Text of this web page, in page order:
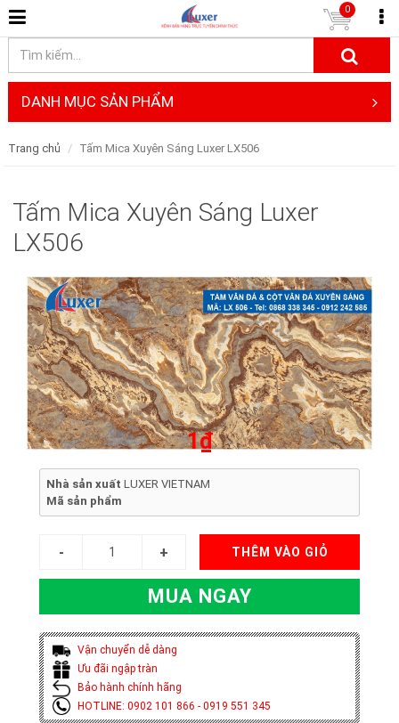
0
DANH MỤC SẢN PHẨM
Trang chủ Tấm Mica Xuyên Sáng Luxer LX506
Tấm Mica Xuyên Sáng Luxer
LX506
1₫
Nhà sản xuất LUXER VIETNAM
Mã sản phẩm
THÊM VÀO GIỎ
MUA NGAY
Vận chuyển dễ dàng
Ưu đãi ngập tràn
Bảo hành chính hãng
HOTLINE: 0902 101 866 - 0919 551 345